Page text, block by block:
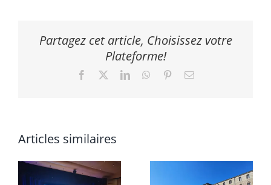
Partagez cet article, Choisissez votre
Plateforme!
Facebook LinkedInWhatsApp
PinterestEmail
Articles similaires